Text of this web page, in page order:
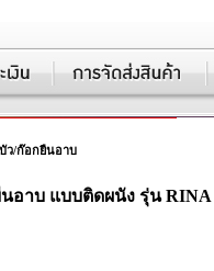
ว/ก๊อกยืนอาบ
นอาบ แบบติดผนัง รุ่น RINA